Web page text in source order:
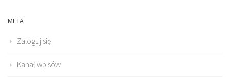
META
Zaloguj się
Kanał wpisów